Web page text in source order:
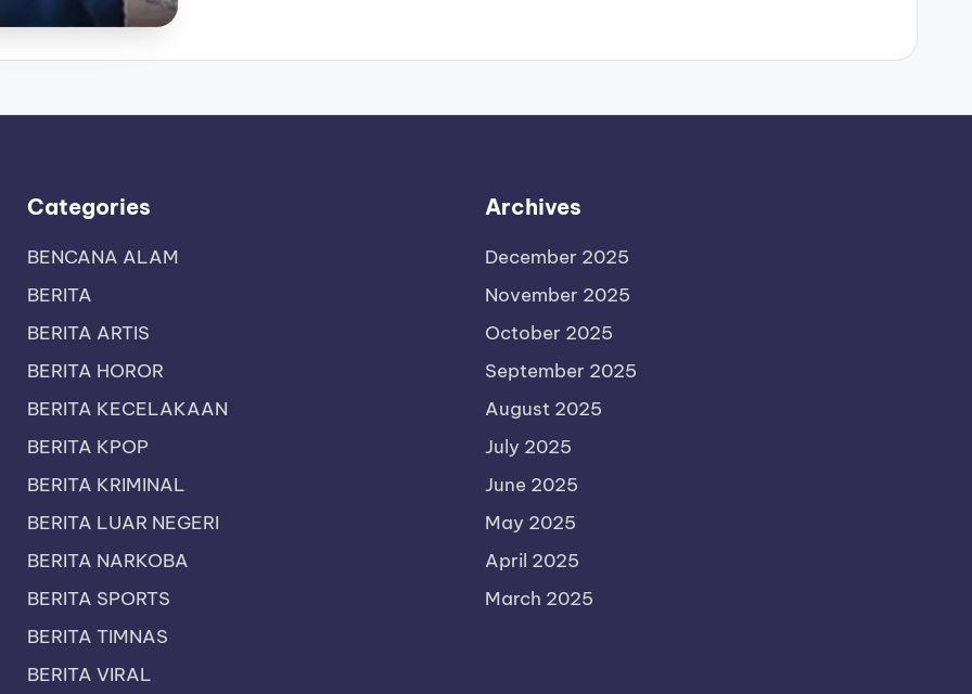
Categories
BENCANA ALAM
BERITA
BERITA ARTIS
BERITA HOROR
BERITA KECELAKAAN
BERITA KPOP
BERITA KRIMINAL
BERITA LUAR NEGERI
BERITA NARKOBA
BERITA SPORTS
BERITA TIMNAS
BERITA VIRAL
Archives
December 2025
November 2025
October 2025
September 2025
August 2025
July 2025
June 2025
May 2025
April 2025
March 2025